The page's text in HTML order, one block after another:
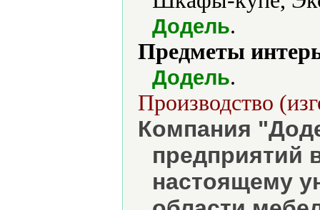
Додель.
Предметы
Додель.
Производство
Компания
предприятий
настоящему